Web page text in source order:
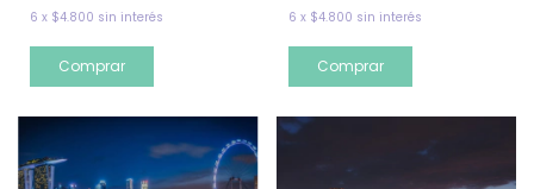
6 x $4.800 sin interés
Comprar
6 x $4.800 sin interés
Comprar